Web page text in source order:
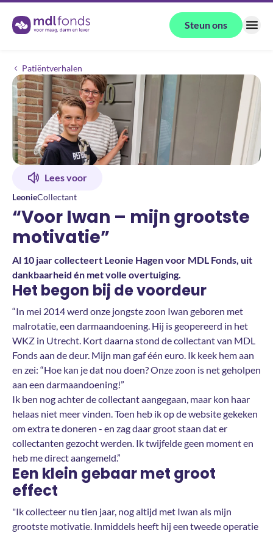
Terug naar de homepage Steun ons
Patiëntverhalen
“Voor Iwan – mijn grootste motivatie”
Lees voor
“Voor Iwan – mijn grootste
motivatie”
LeonieCollectant
Al 10 jaar collecteert Leonie Hagen voor MDL Fonds, uit
dankbaarheid én met volle overtuiging.
Het begon bij de voordeur
“In mei 2014 werd onze jongste zoon Iwan geboren met
malrotatie, een darmaandoening. Hij is geopereerd in het
WKZ in Utrecht. Kort daarna stond de collectant van MDL
Fonds aan de deur. Mijn man gaf één euro. Ik keek hem aan
en zei: “Hoe kan je dat nou doen? Onze zoon is net geholpen
aan een darmaandoening!”
Ik ben nog achter de collectant aangegaan, maar kon haar
helaas niet meer vinden. Toen heb ik op de website gekeken
om extra te doneren - en zag daar groot staan dat er
collectanten gezocht werden. Ik twijfelde geen moment en
heb me direct aangemeld.”
Een klein gebaar met groot
effect
"Ik collecteer nu tien jaar, nog altijd met Iwan als mijn
grootste motivatie. Inmiddels heeft hij een tweede operatie